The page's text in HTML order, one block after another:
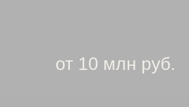
от 10 млн руб.